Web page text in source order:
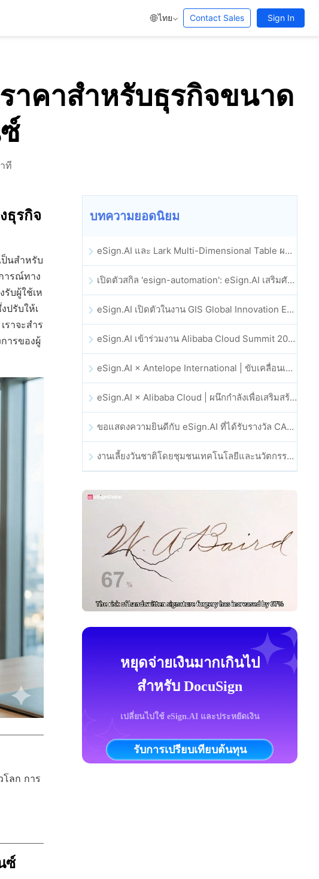
ไทย Contact Sales Sign In
าคาสำหรับธุรกิจขนาด
ที
ธุรกิจ
ป็นสำหรับ
ารณ์ทาง
บผู้ใช้เห
ปรับให้เ
าจะสำร
ารของผู้
โลก การ
ซ์
บทความยอดนิยม
eSign.AI และ Lark Multi-Dimensional Table ผสานรวมกันอย่างเป็นทางการ: การลงนามและการเก็บถาวรสัญญาอิเล็กทรอนิกส์แบบอัตโนมัติเต็มรูปแบบ
เปิดตัวสกิล 'esign-automation': eSign.AI เสริมศักยภาพให้ OpenClaw ด้วยลายเซ็นอิเล็กทรอนิกส์อัตโนมัติ
eSign.AI เปิดตัวในงาน GIS Global Innovation Exhibition 2025
eSign.AI เข้าร่วมงาน Alibaba Cloud Summit 2025 ที่ฮ่องกง เพื่อขับเคลื่อนนวัตกรรมคลาวด์ที่ขับเคลื่อนด้วย AI และความเชื่อมั่นทางดิจิทัล
eSign.AI × Antelope International | ขับเคลื่อนเวิร์กโฟลดิจิทัลที่ปลอดภัยและขับเคลื่อนด้วย AI
eSign.AI × Alibaba Cloud | ผนึกกำลังเพื่อเสริมสร้างความเชื่อมั่นดิจิทัลระดับโลกสำหรับฟินเทค
ขอแสดงความยินดีกับ eSign.AI ที่ได้รับรางวัล CAHK STAR Award 2025
งานเลี้ยงวันชาติโดยชุมชนเทคโนโลยีและนวัตกรรมฮ่องกง
หยุดจ่ายเงินมากเกินไป
สำหรับ DocuSign
เปลี่ยนไปใช้ eSign.AI และประหยัดเงิน
รับการเปรียบเทียบต้นทุน